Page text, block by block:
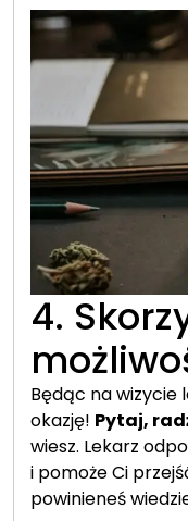
4.
Będąc na wizycie
okazję! Pytaj,
wiesz. Lekarz
i pomoże Ci
powinieneś